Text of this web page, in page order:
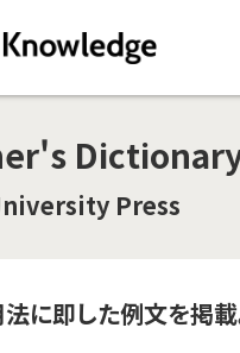
Press
に即した例文を掲載